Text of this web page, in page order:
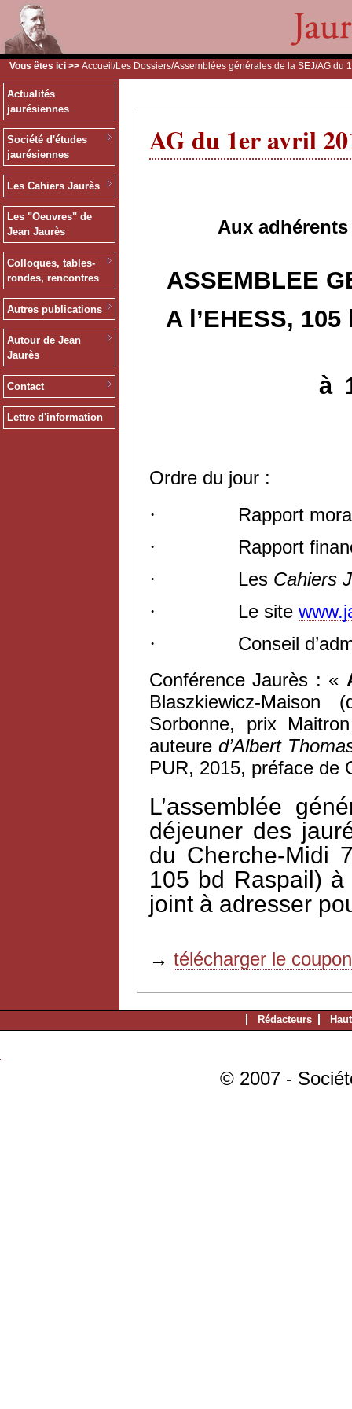
Vous êtes ici >> Accueil /Les Dossiers/Assemblées générales de la SEJ/AG du
Actualités
jaurésiennes
Société d'études
jaurésiennes
Les Cahiers Jaurès
Les "Oeuvres" de
Jean Jaurès
Colloques, tables-
rondes, rencontres
Autres publications
Autour de Jean
Jaurès
Contact
Lettre d'information
AG du 1er avril
Aux
ASSEMBLEE
A l’EHESS,
à
Ordre du jour :
·
Rapport
·
Rapport
·
Les Cahiers
·
Le site
·
Conseil
Conférence Jaurès : «
Blaszkiewicz-Maison
Sorbonne, prix
auteure d’Albert
PUR, 2015, préface de
L’assemblée
déjeuner des
du Cherche-Midi
105 bd Raspail)
joint à adresser
→ télécharger le
Rédacteurs
© 2007 -